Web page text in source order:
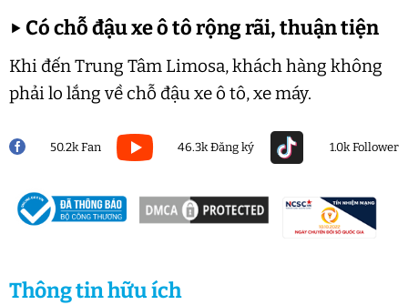
▶ Có chỗ đậu xe ô tô rộng rãi, thuận tiện
Khi đến Trung Tâm Limosa, khách hàng không
phải lo lắng về chỗ đậu xe ô tô, xe máy.
50.2k Fan 46.3k Đăng ký 1.0k Follower
Thông tin hữu ích